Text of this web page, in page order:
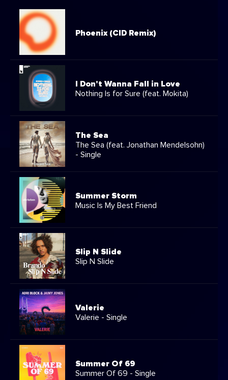
Phoenix (CID Remix)
I Don't Wanna Fall in Love
Nothing Is for Sure (feat. Mokita)
The Sea
The Sea (feat. Jonathan Mendelsohn)
- Single
Summer Storm
Music Is My Best Friend
Slip N Slide
Slip N Slide
Valerie
Valerie - Single
Summer Of 69
Summer Of 69 - Single